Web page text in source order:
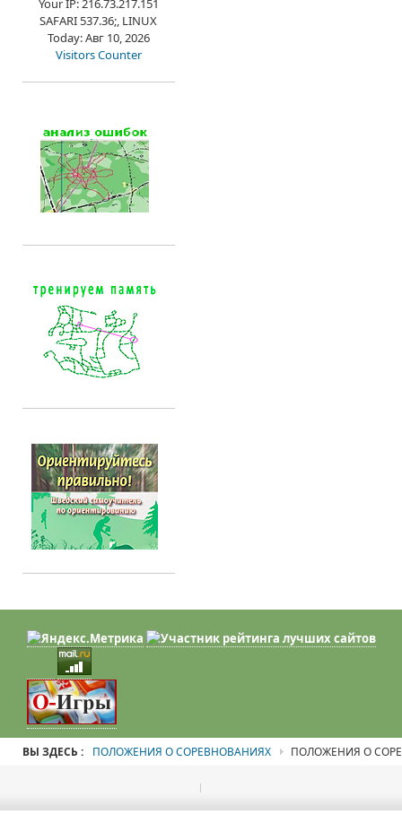
Your IP: 216.73.217.151
SAFARI 537.36;, LINUX
Today: Авг 10, 2026
Visitors Counter
ВЫ ЗДЕСЬ : ПОЛОЖЕНИЯ О СОРЕВНОВАНИЯХ ПОЛОЖЕНИЯ О